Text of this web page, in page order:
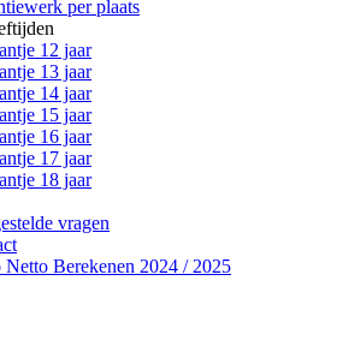
per plaats
12 jaar
13 jaar
14 jaar
15 jaar
16 jaar
17 jaar
18 jaar
vragen
Netto Berekenen 2024 / 2025